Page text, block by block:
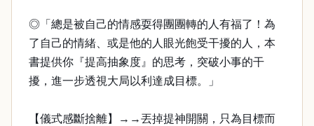
◎「總是被自己的情感耍得團團轉的人有福了！為
了自己的情緒、或是他的人眼光飽受干擾的人，本
書提供你『提高抽象度』的思考，突破小事的干
擾，進一步透視大局以利達成目標。」
【儀式感斷捨離】→→丟掉提神開關，只為目標而